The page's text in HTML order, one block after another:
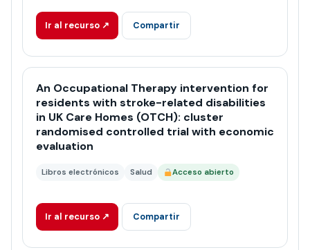
Ir al recurso ↗ Compartir
An Occupational Therapy intervention for
residents with stroke-related disabilities
in UK Care Homes (OTCH): cluster
randomised controlled trial with economic
evaluation
Libros electrónicos Salud Acceso abierto
Ir al recurso ↗ Compartir